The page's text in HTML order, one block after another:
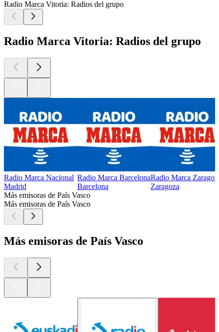
Radio Marca Vitoria: Radios del grupo
Radio Marca Vitoria: Radios del grupo
Radio Marca Nacional
Madrid
Radio Marca Barcelona
Barcelona
Radio Marca
Zaragoza
Más emisoras de País Vasco
Más emisoras de País Vasco
Más emisoras de País Vasco